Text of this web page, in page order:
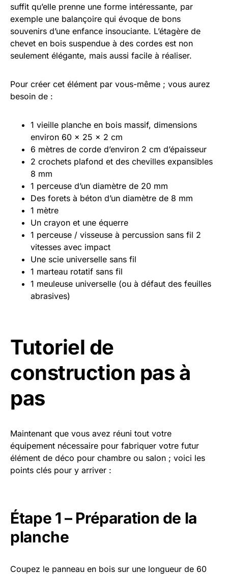
suffit qu’elle prenne une forme intéressante, par
exemple une balançoire qui évoque de bons
souvenirs d’une enfance insouciante. L’étagère de
chevet en bois suspendue à des cordes est non
seulement élégante, mais aussi facile à réaliser.
Pour créer cet élément par vous-même ; vous aurez
besoin de :
1 vieille planche en bois massif, dimensions
environ 60 x 25 x 2 cm
6 mètres de corde d’environ 2 cm d’épaisseur
2 crochets plafond et des chevilles expansibles
8 mm
1 perceuse d’un diamètre de 20 mm
Des forets à béton d’un diamètre de 8 mm
1 mètre
Un crayon et une équerre
1 perceuse / visseuse à percussion sans fil 2
vitesses avec impact
Une scie universelle sans fil
1 marteau rotatif sans fil
1 meuleuse universelle (ou à défaut des feuilles
abrasives)
Tutoriel de
construction pas à
pas
Maintenant que vous avez réuni tout votre
équipement nécessaire pour fabriquer votre futur
élément de déco pour chambre ou salon ; voici les
points clés pour y arriver :
Étape 1 – Préparation de la
planche
Coupez le panneau en bois sur une longueur de 60